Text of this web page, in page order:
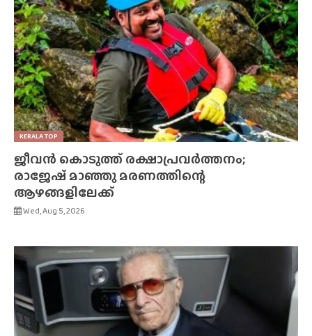
KERALA TOP
ജീവൻ കൊടുത്ത് രക്ഷാപ്രവർത്തനം;
രാജേഷ് മാഞ്ഞു മരണത്തിന്റെ
ആഴങ്ങളിലേക്ക്
Wed, Aug 5, 2026